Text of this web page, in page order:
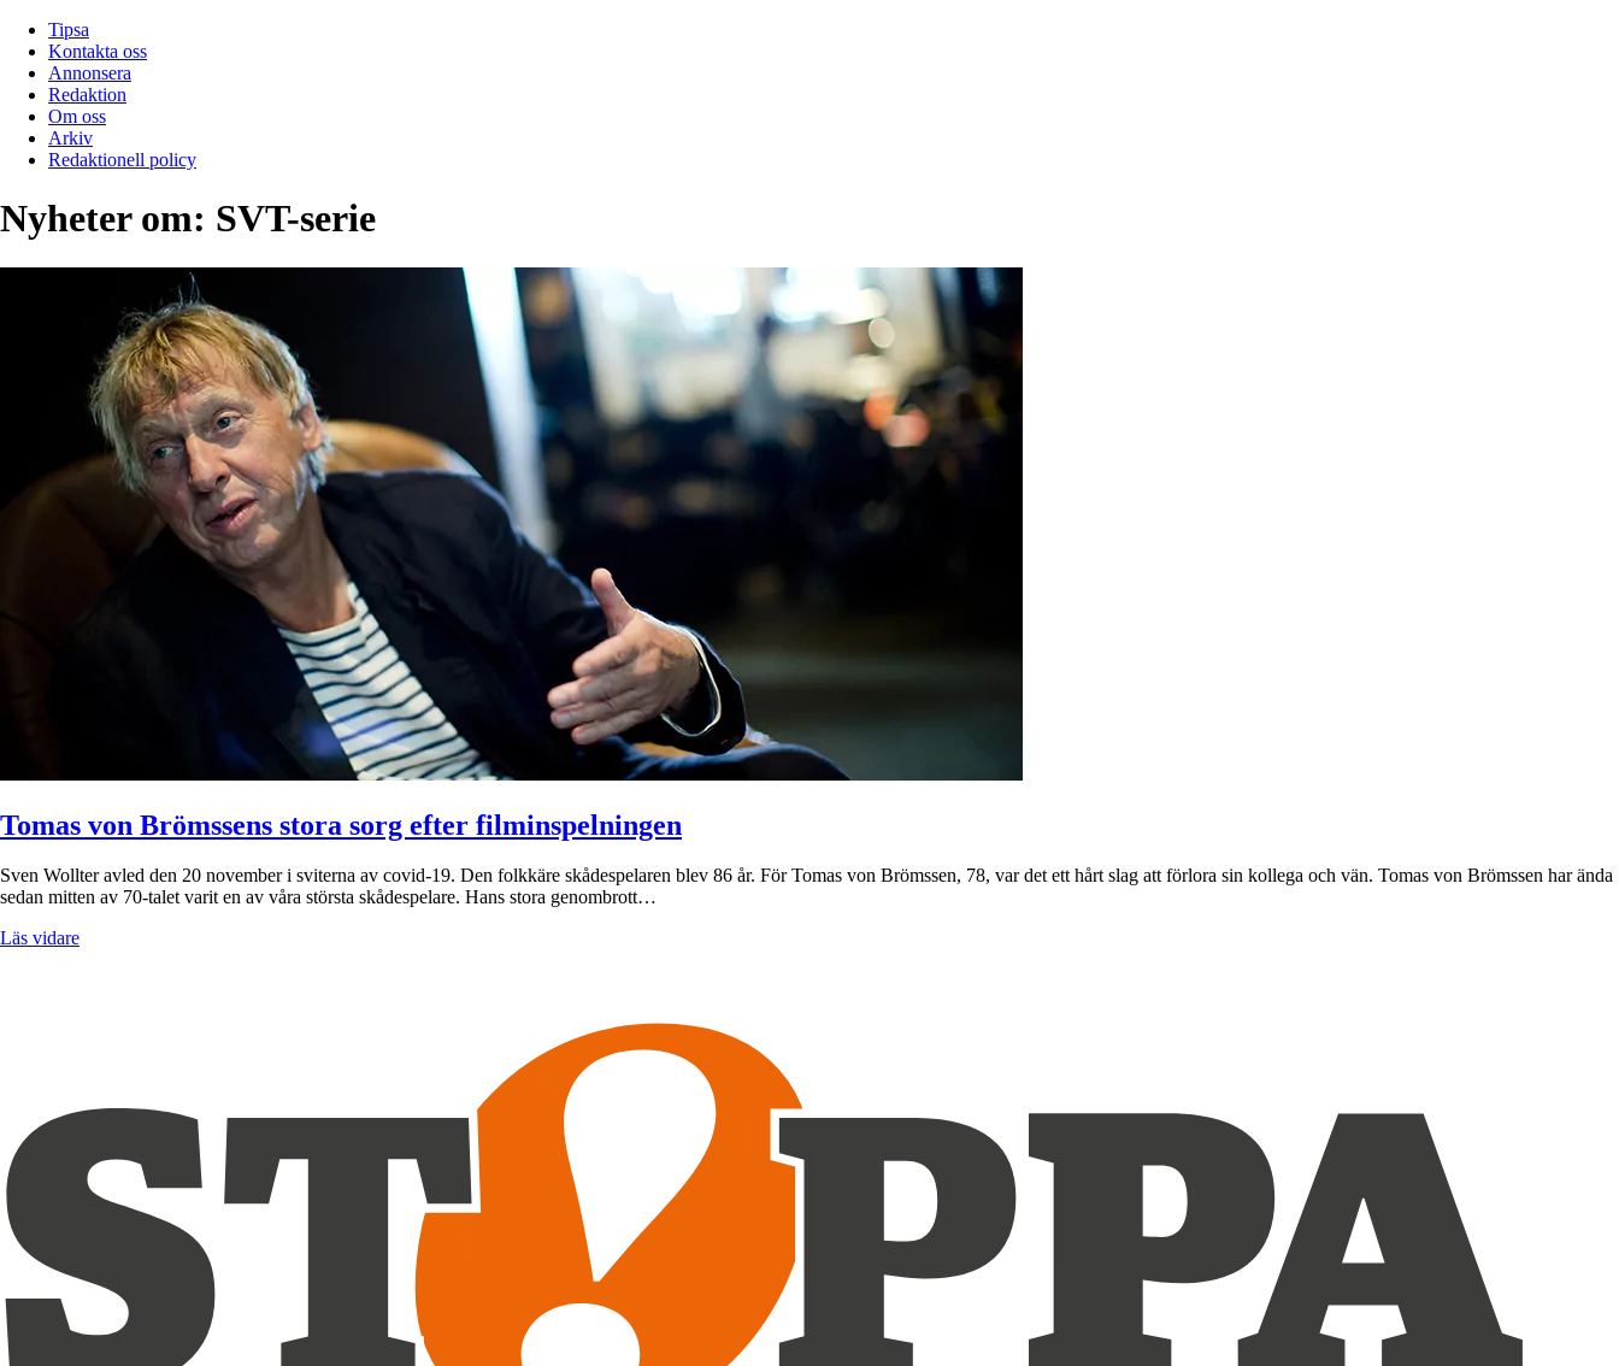
Tipsa
Kontakta oss
Annonsera
Redaktion
Om oss
Arkiv
Redaktionell policy
Nyheter om: SVT-serie
Tomas von Brömssens stora sorg efter filminspelningen
Sven Wollter avled den 20 november i sviterna av covid-19. Den folkkäre skådespelaren blev 86 år. För Tomas von Brömssen, 78, var det ett hårt slag att förlora sin kollega och vän. Tomas von Brömssen har ända
sedan mitten av 70-talet varit en av våra största skådespelare. Hans stora genombrott…
Läs vidare